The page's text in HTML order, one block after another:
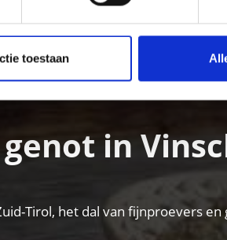
toestaan
RECEPTEN
in
Tirol, het dal van fijnproevers